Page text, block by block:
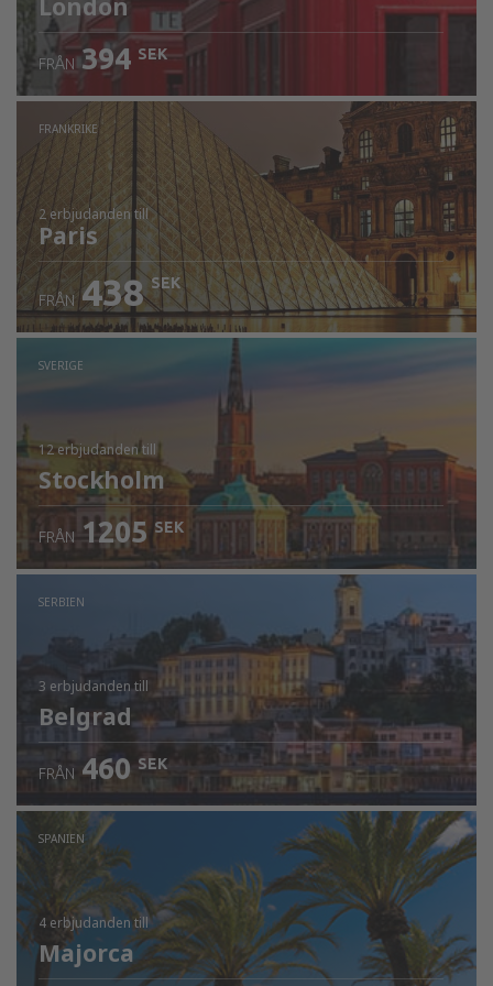
London
FRÅN 394 SEK
FRANKRIKE
2 erbjudanden till
Paris
FRÅN 438 SEK
SVERIGE
12 erbjudandentill
Stockholm
FRÅN 1205 SEK
SERBIEN
3 erbjudandentill
Belgrad
FRÅN 460 SEK
SPANIEN
4 erbjudandentill
Majorca